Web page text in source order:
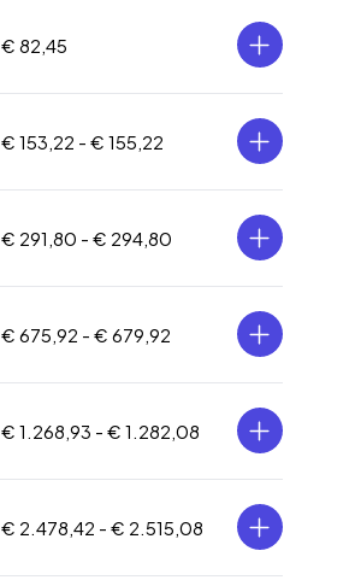
€ 82,45
€ 153,22 - € 155,22
€ 291,80 - € 294,80
€ 675,92 - € 679,92
€ 1.268,93 - € 1.282,08
€ 2.478,42 - € 2.515,08